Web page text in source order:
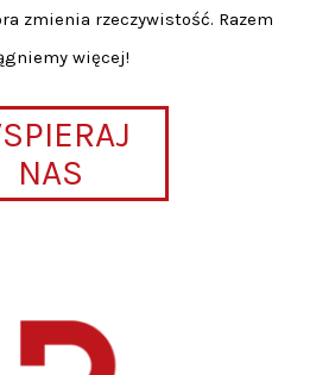
zmienia rzeczywistość. Razem
więcej!
NAS